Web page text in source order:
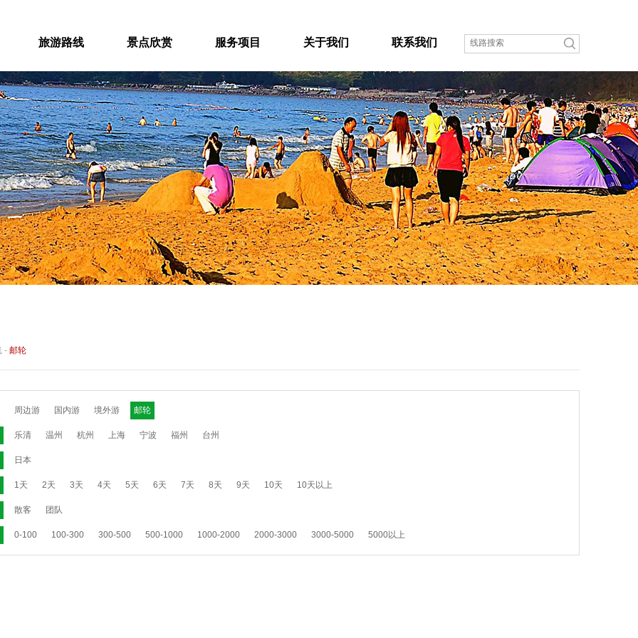
旅游路线 景点欣赏 服务项目 关于我们 联系我们
- 邮轮
周边游 国内游 境外游 邮轮
乐清 温州 杭州 上海 宁波 福州 台州
日本
1天 2天 3天 4天 5天 6天 7天 8天 9天 10天 10天以上
散客 团队
0-100 100-300 300-500 500-1000 1000-2000 2000-3000 3000-5000 5000以上